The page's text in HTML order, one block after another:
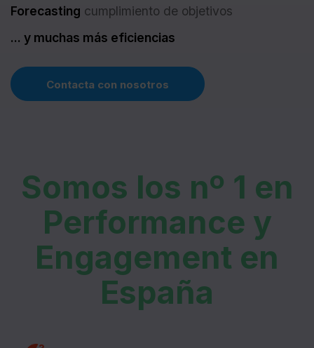
Forecasting cumplimiento de objetivos
... y muchas más eficiencias
Contacta con nosotros
Somos los nº 1 en
Performance y
Engagement en
España